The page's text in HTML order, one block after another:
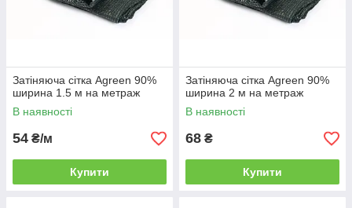
Затіняюча сітка Agreen 90%
ширина 1.5 м на метраж
В наявності
54 ₴/м
Купити
Затіняюча сітка Agreen 90%
ширина 2 м на метраж
В наявності
68 ₴
Купити